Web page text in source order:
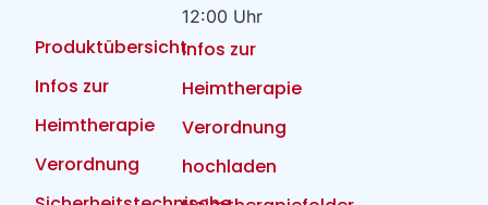
Produktübersicht
Infos zur
Heimtherapie
Verordnung
12:00 Uhr
Infos zur
Heimtherapie
Verordnung
hochladen